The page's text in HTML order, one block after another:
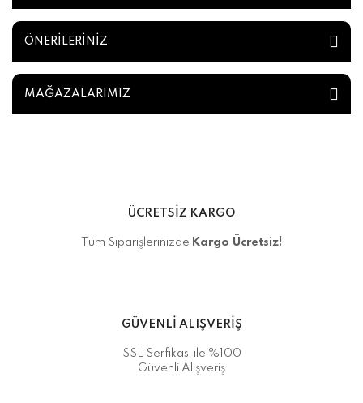
ÖNERİLERİNİZ
MAĞAZALARIMIZ
ÜCRETSİZ KARGO
Tüm Siparişlerinizde Kargo Ücretsiz!
GÜVENLİ ALIŞVERİŞ
SSL Serfikası ile %100
Güvenli Alışveriş